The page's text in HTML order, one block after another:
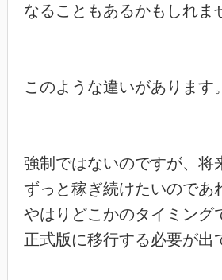
なることもあるかもしれま
このような違いがあります。
強制ではないのですが、将
ずっと稼ぎ続けたいのであ
やはりどこかのタイミング
正式版に移行する必要が出